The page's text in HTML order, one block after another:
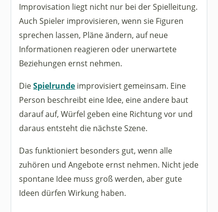
Improvisation liegt nicht nur bei der Spielleitung.
Auch Spieler improvisieren, wenn sie Figuren
sprechen lassen, Pläne ändern, auf neue
Informationen reagieren oder unerwartete
Beziehungen ernst nehmen.
DieSpielrunde improvisiert gemeinsam. Eine
Person beschreibt eine Idee, eine andere baut
darauf auf, Würfel geben eine Richtung vor und
daraus entsteht die nächste Szene.
Das funktioniert besonders gut, wenn alle
zuhören und Angebote ernst nehmen. Nicht jede
spontane Idee muss groß werden, aber gute
Ideen dürfen Wirkung haben.